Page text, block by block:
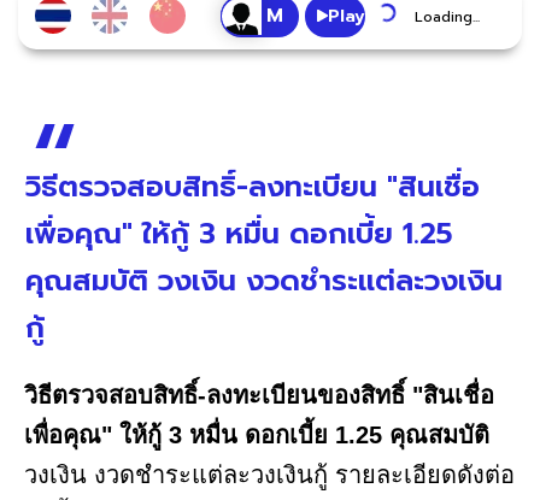
Play Loading...
วิธีตรวจสอบสิทธิ์-ลงทะเบียน "สินเชื่อ
เพื่อคุณ" ให้กู้ 3 หมื่น ดอกเบี้ย 1.25
คุณสมบัติ วงเงิน งวดชำระแต่ละวงเงิน
กู้
วิธีตรวจสอบสิทธิ์-ลงทะเบียนของสิทธิ์ "สินเชื่อ
เพื่อคุณ" ให้กู้ 3 หมื่น ดอกเบี้ย 1.25 คุณสมบัติ
วงเงิน งวดชำระแต่ละวงเงินกู้ รายละเอียดดังต่อ